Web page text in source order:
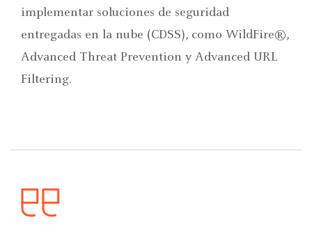
implementar soluciones de seguridad
entregadas en la nube (CDSS), como WildFire®,
Advanced Threat Prevention y Advanced URL
Filtering.